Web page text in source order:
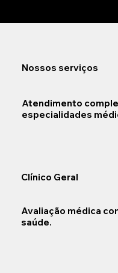
Clínico Geral
Avaliação médica
saúde.
Atendimento
especialidades
Nossos serviços